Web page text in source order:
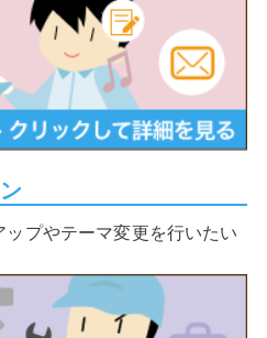
プやテーマ変更を行いたい